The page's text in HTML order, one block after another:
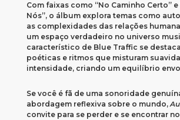
Com faixas como “No Caminho Certo”
Nós”, o álbum explora temas como
as complexidades das relações
um espaço verdadeiro no universo
característico de Blue Traffic se
poéticas e ritmos que misturam
intensidade, criando um equilíbrio
Se você é fã de uma sonoridade
abordagem reflexiva sobre o mundo,
convite para se perder e se encontrar